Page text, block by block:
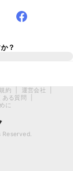
？
約 運営会社
ある質問
に